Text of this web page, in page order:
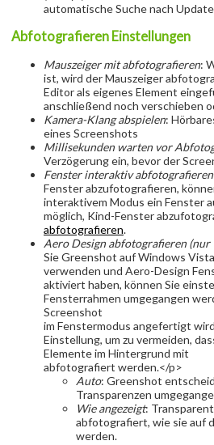
automatische Suche nach
Abfotografieren Einstellungen
Mauszeiger mit abfotografieren:
ist, wird der Mauszeiger
Editor als eigenes Element
anschließend noch verschieben
Kamera-Klang abspielen:
eines Screenshots
Millisekunden warten vor
Verzögerung ein, bevor der
Fenster interaktiv abfotografieren
Fenster abzufotografieren,
interaktivem Modus ein Fenster
möglich, Kind-Fenster
abfotografieren.
Aero Design abfotografieren
Sie Greenshot auf Windows
verwenden und Aero-Design
aktiviert haben, können Sie
Fensterrahmen umgegangen
Screenshot
im Fenstermodus angefertigt
Einstellung, um zu vermeiden,
Elemente im Hintergrund mit
abfotografiert werden.</p>
Auto: Greenshot
Transparenzen
Wie angezeigt:
abfotografiert, wie sie auf
werden.